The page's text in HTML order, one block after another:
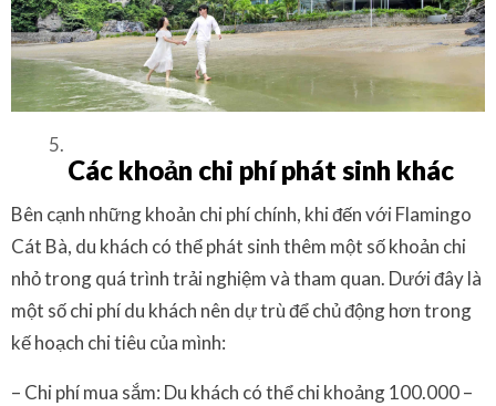
Các khoản chi phí phát sinh khác
Bên cạnh những khoản chi phí chính, khi đến với Flamingo
Cát Bà, du khách có thể phát sinh thêm một số khoản chi
nhỏ trong quá trình trải nghiệm và tham quan. Dưới đây là
một số chi phí du khách nên dự trù để chủ động hơn trong
kế hoạch chi tiêu của mình:
– Chi phí mua sắm: Du khách có thể chi khoảng 100.000 –